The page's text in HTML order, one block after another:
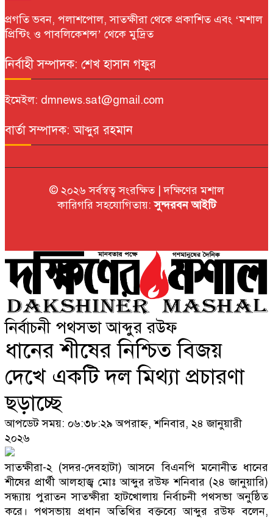
প্রগতি ভবন, পলাশপোল, সাতক্ষীরা থেকে প্রকাশিত এবং ‘মশাল
প্রিন্টিং ও পাবলিকেশন্স’ থেকে মুদ্রিত
নির্বাহী সম্পাদক: শেখ হাসান গফুর
ইমেইল: dmnews.sat@gmail.com
বার্তা সম্পাদক: আব্দুর রহমান
© ২০২৬ সর্বস্বত্ব সংরক্ষিত | দক্ষিণের মশাল
কারিগরি সহযোগিতায়:সুন্দরবন আইটি
নির্বাচনী পথসভা আব্দুর রউফ
ধানের শীষের নিশ্চিত বিজয়
দেখে একটি দল মিথ্যা প্রচারণা
ছড়াচ্ছে
আপডেট সময়: ০৬:৩৮:২৯ অপরাহ্ন, শনিবার, ২৪ জানুয়ারী
২০২৬
সাতক্ষীরা-২ (সদর-দেবহাটা) আসনে বিএনপি মনোনীত ধানের
শীষের প্রার্থী আলহাজ্ব মোঃ আব্দুর রউফ শনিবার (২৪ জানুয়ারি)
সন্ধ্যায় পুরাতন সাতক্ষীরা হাটখোলায় নির্বাচনী পথসভা অনুষ্ঠিত
করে। পথসভায় প্রধান অতিথির বক্তব্যে আব্দুর রউফ বলেন,